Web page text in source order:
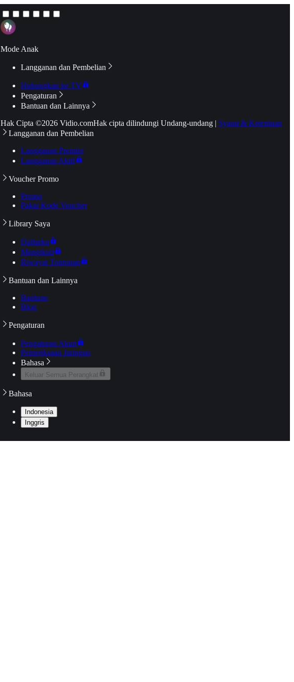
Mode Anak
Langganan dan Pembelian
Hubungkan ke TV
Pengaturan
Bantuan dan Lainnya
Hak Cipta ©2026 Vidio.comHak cipta dilindungi Undang-undang | Syarat & Ketentuan
Langganan dan Pembelian
Langganan Premier
Langganan Aktif
Voucher Promo
Promo
Pakai Kode Voucher
Library Saya
Daftarku
Mengikuti
Riwayat Tontonan
Bantuan dan Lainnya
Bantuan
Blog
Pengaturan
Pengaturan Akun
Pemeriksaan Jaringan
Bahasa
Keluar Semua Perangkat
Bahasa
Indonesia
Inggris